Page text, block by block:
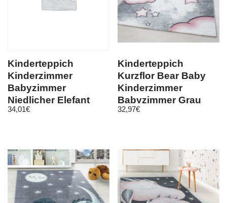
Kinderteppich
Kinderzimmer
Babyzimmer
Niedlicher Elefant
Grau Blue Weis Oeko
34,01€
Kinderteppich
Kurzflor Bear Baby
Kinderzimmer
Babyzimmer Grau
Weiss Pink Meliert
32,97€